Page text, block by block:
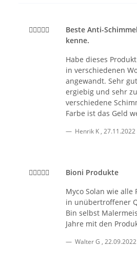
Beste Anti-
kenne.
Habe dieses
in verschiedenen
angewandt. Sehr
ergiebig und sehr
verschiedene
Farbe ist das Geld
Henrik K , 27.11.2022
Bioni Produkte
Myco Solan wie alle
in unübertroffener
Bin selbst
Jahre mit den
Walter G , 22.09.2022